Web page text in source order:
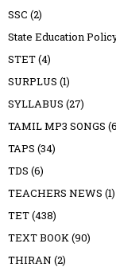
SSC (2)
State Education
STET(4)
SURPLUS (1)
SYLLABUS (27)
TAMIL MP3 SONGS
TAPS (34)
TDS (6)
TEACHERS NEWS (1)
TET(438)
TEXT BOOK(90)
THIRAN (2)